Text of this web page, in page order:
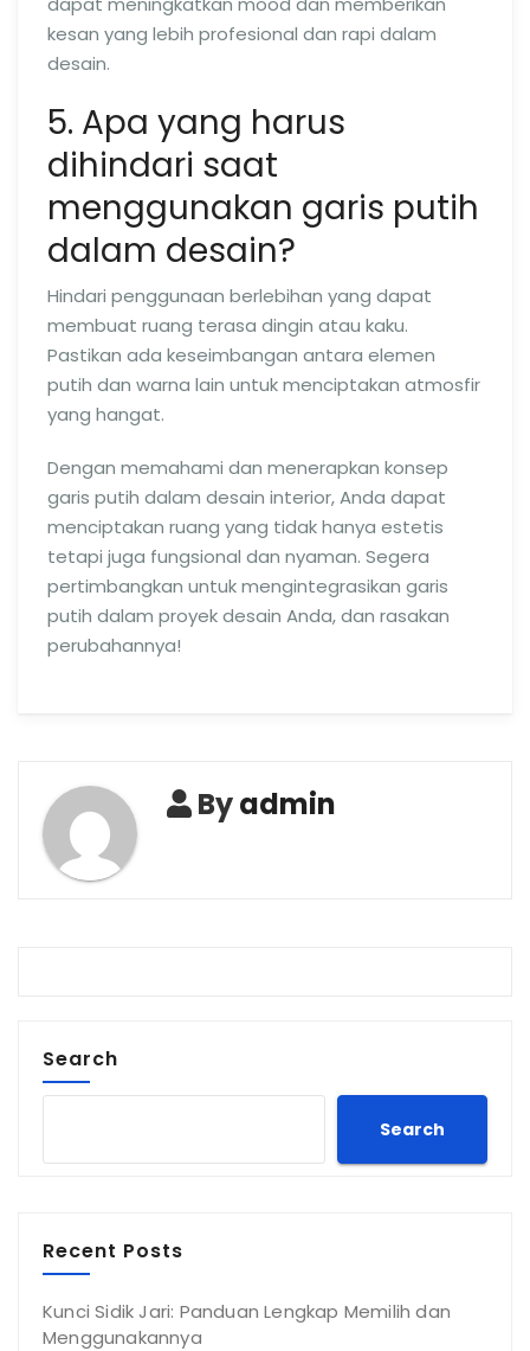
kesan yang lebih profesional dan rapi dalam
desain.
5. Apa yang harus
dihindari saat
menggunakan garis putih
dalam desain?
Hindari penggunaan berlebihan yang dapat
membuat ruang terasa dingin atau kaku.
Pastikan ada keseimbangan antara elemen
putih dan warna lain untuk menciptakan atmosfir
yang hangat.
Dengan memahami dan menerapkan konsep
garis putih dalam desain interior, Anda dapat
menciptakan ruang yang tidak hanya estetis
tetapi juga fungsional dan nyaman. Segera
pertimbangkan untuk mengintegrasikan garis
putih dalam proyek desain Anda, dan rasakan
perubahannya!
Byadmin
Search
Search
Recent Posts
Kunci Sidik Jari: Panduan Lengkap Memilih dan
Menggunakannya